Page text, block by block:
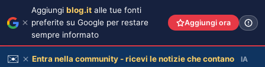
Aggiungi blog.it alle tue fonti
preferite su Google per restare
sempre informato
Aggiungi ora
✉️ Entra nella community - ricevi le notizie che contano IA